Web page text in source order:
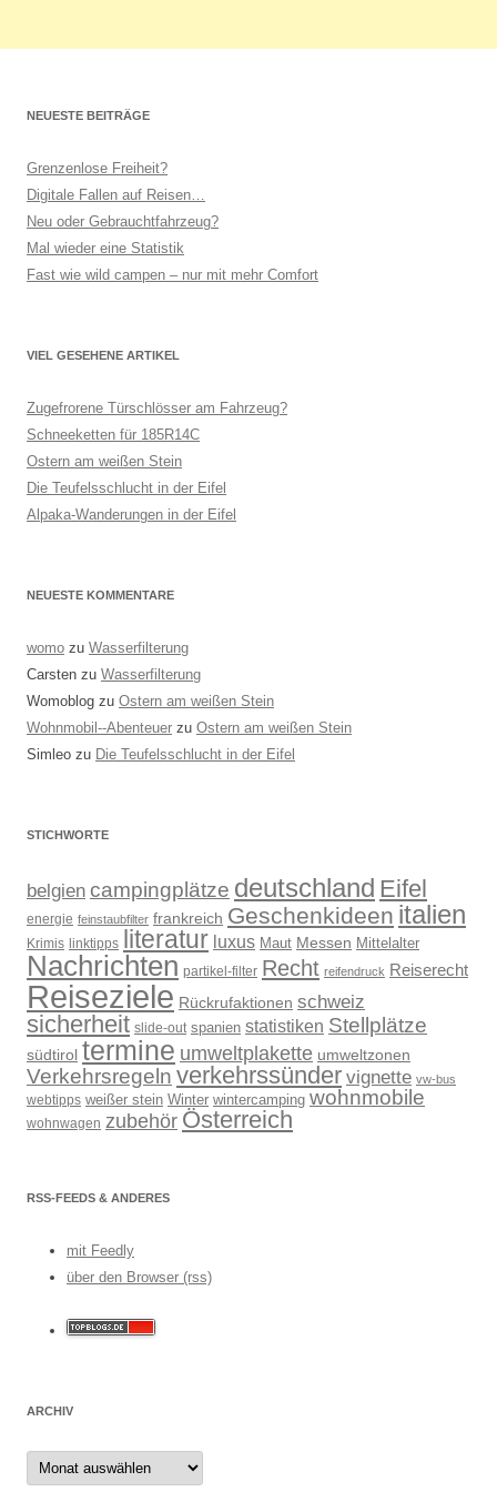
NEUESTE BEITRÄGE
Grenzenlose Freiheit?
Digitale Fallen auf Reisen…
Neu oder Gebrauchtfahrzeug?
Mal wieder eine Statistik
Fast wie wild campen – nur mit mehr Comfort
VIEL GESEHENE ARTIKEL
Zugefrorene Türschlösser am Fahrzeug?
Schneeketten für 185R14C
Ostern am weißen Stein
Die Teufelsschlucht in der Eifel
Alpaka-Wanderungen in der Eifel
NEUESTE KOMMENTARE
womo zu Wasserfilterung
Carsten zu Wasserfilterung
Womoblog zu Ostern am weißen Stein
Wohnmobil--Abenteuer zu Ostern am weißen Stein
Simleo zu Die Teufelsschlucht in der Eifel
STICHWORTE
belgien campingplätze deutschland Eifel
energie feinstaubfilter frankreich Geschenkideen italien
Krimis linktipps literatur luxus Maut Messen Mittelalter
Nachrichten partikel-filter Recht reifendruck Reiserecht
Reiseziele Rückrufaktionen schweiz
sicherheit slide-out spanien statistiken Stellplätze
südtirol termine umweltplakette umweltzonen
Verkehrsregeln verkehrssünder vignette vw-bus
webtipps weißer stein Winter wintercamping wohnmobile
wohnwagen zubehör Österreich
RSS-FEEDS & ANDERES
mit Feedly
über den Browser (rss)
ARCHIV
Archiv